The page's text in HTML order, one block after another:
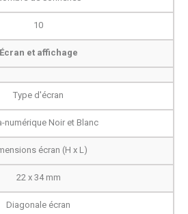
10
Écran et affichage
Type d'écran
numérique Noir et Blanc
écran (H x L)
22 x 34 mm
Diagonale écran